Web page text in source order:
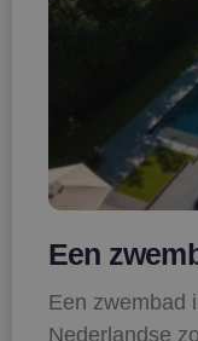
Een
Een zwembad
Nederlandse